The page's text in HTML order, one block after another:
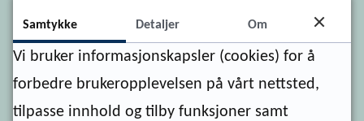
Nærøysund kommune
Postboks 133, Sentrum
7901 Rørvik
Samtykke Detaljer Om
Vi bruker informasjonskapsler (cookies) for å
forbedre brukeropplevelsen på vårt nettsted,
tilpasse innhold og tilby funksjoner samt